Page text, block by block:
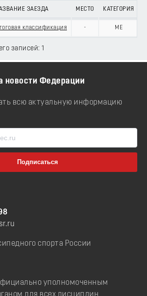
ЗАЕЗДА МЕСТО КАТЕГОРИЯ
классификация - ME
записей: 1
новости Федерации
всю актуальную информацию
спорта России
уполномоченным